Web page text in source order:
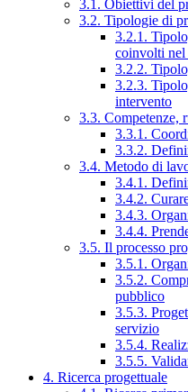
3.1. Obiettivi del
3.2. Tipologie di
3.2.1.
coinvolti nel
3.2.2.
3.2.3.
intervento
3.3. Competenze,
3.3.1.
3.3.2.
3.4. Metodo di
3.4.1.
3.4.2.
3.4.3.
3.4.4.
3.5. Il processo
3.5.1.
3.5.2.
pubblico
3.5.3.
servizio
3.5.4.
3.5.5.
4. Ricerca progettuale